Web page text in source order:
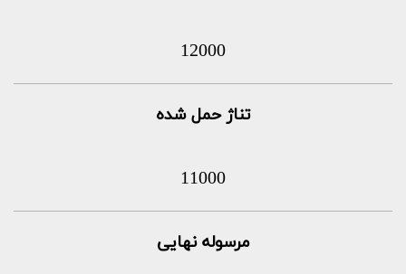
12000
تناژ حمل شده
11000
مرسوله نهایی